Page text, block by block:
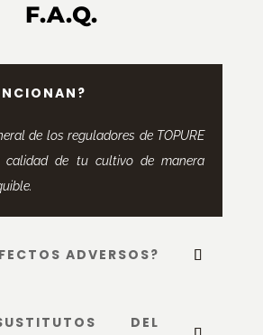
F.A.Q.
de los reguladores de TOPURE
calidad de tu cultivo de manera
ADVERSOS?
DEL